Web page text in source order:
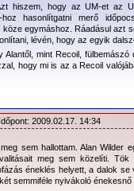
hiszem, hogy az UM-et az
hoz hasonlítgatni merő
köze egymáshoz. Ráadásul azt
lévén, hogy az egyik
Alantől, mint Recoil,
hogy mi is az a Recoil
2009.02.17. 14:34
sem hallottam. Alan Wilder
meg sem közelíti.
éneklés helyett, a dalok se
semmiféle nyivákoló énekesnő